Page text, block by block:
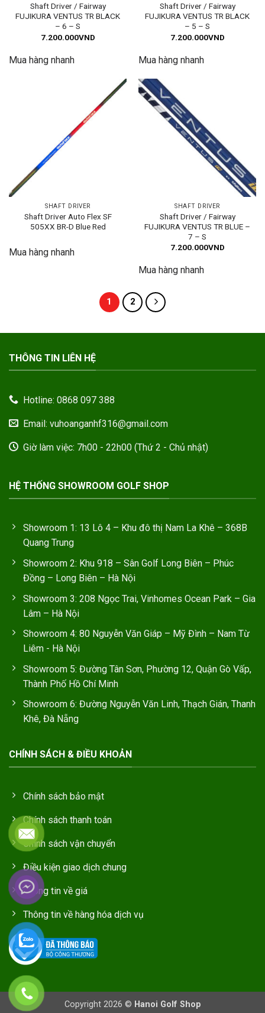
Shaft Driver / Fairway
FUJIKURA VENTUS TR BLACK
– 6 – S
7.200.000VND
Mua hàng nhanh
Shaft Driver / Fairway
FUJIKURA VENTUS TR BLACK
– 5 – S
7.200.000VND
Mua hàng nhanh
SHAFT DRIVER
Shaft Driver Auto Flex SF
505XX BR-D Blue Red
Mua hàng nhanh
SHAFT DRIVER
Shaft Driver / Fairway
FUJIKURA VENTUS TR BLUE –
7 – S
7.200.000VND
Mua hàng nhanh
1 2
THÔNG TIN LIÊN HỆ
Hotline: 0868 097 388
Email: vuhoanganhf316@gmail.com
Giờ làm việc: 7h00 - 22h00 (Thứ 2 - Chủ nhật)
HỆ THỐNG SHOWROOM GOLF SHOP
Showroom 1: 13 Lô 4 – Khu đô thị Nam La Khê – 368B
Quang Trung
Showroom 2: Khu 918 – Sân Golf Long Biên – Phúc
Đồng – Long Biên – Hà Nội
Showroom 3: 208 Ngọc Trai, Vinhomes Ocean Park – Gia
Lâm – Hà Nội
Showroom 4: 80 Nguyễn Văn Giáp – Mỹ Đình – Nam Từ
Liêm - Hà Nội
Showroom 5: Đường Tân Sơn, Phường 12, Quận Gò Vấp,
Thành Phố Hồ Chí Minh
Showroom 6: Đường Nguyễn Văn Linh, Thạch Gián, Thanh
Khê, Đà Nẵng
CHÍNH SÁCH & ĐIỀU KHOẢN
Chính sách bảo mật
Chính sách thanh toán
Chính sách vận chuyển
Điều kiện giao dịch chung
Thông tin về giá
Thông tin về hàng hóa dịch vụ
Copyright 2026 © Hanoi Golf Shop